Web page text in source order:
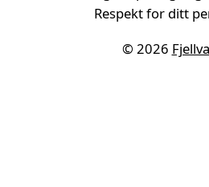
Respekt for ditt
© 2026